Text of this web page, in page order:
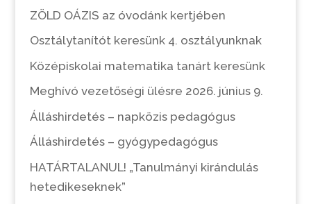
ZÖLD OÁZIS az óvodánk kertjében
Osztálytanítót keresünk 4. osztályunknak
Középiskolai matematika tanárt keresünk
Meghívó vezetőségi ülésre 2026. június 9.
Álláshirdetés – napközis pedagógus
Álláshirdetés – gyógypedagógus
HATÁRTALANUL! „Tanulmányi kirándulás
hetedikeseknek”